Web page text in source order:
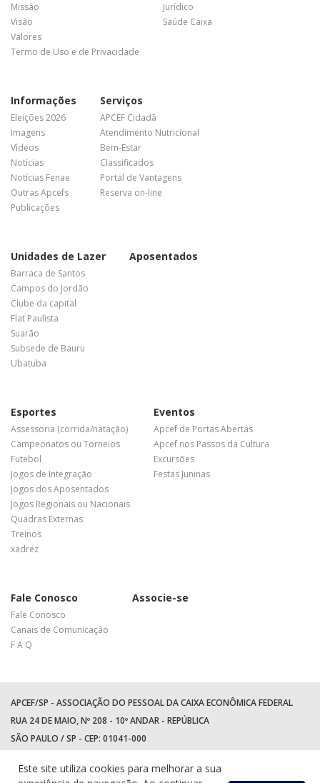
Missão
Visão
Valores
Termo de Uso e de Privacidade
Jurídico
Saúde Caixa
Informações
Eleições 2026
Imagens
Vídeos
Notícias
Notícias Fenae
Outras Apcefs
Publicações
Serviços
APCEF Cidadã
Atendimento Nutricional
Bem-Estar
Classificados
Portal de Vantagens
Reserva on-line
Unidades de Lazer
Barraca de Santos
Campos do Jordão
Clube da capital
Flat Paulista
Suarão
Subsede de Bauru
Ubatuba
Aposentados
Esportes
Assessoria (corrida/natação)
Campeonatos ou Torneios
Futebol
Jogos de Integração
Jogos dos Aposentados
Jogos Regionais ou Nacionais
Quadras Externas
Treinos
xadrez
Eventos
Apcef de Portas Abertas
Apcef nos Passos da Cultura
Excursões
Festas Juninas
Fale Conosco
Fale Conosco
Canais de Comunicação
F A Q
Associe-se
APCEF/SP - ASSOCIAÇÃO DO PESSOAL DA CAIXA ECONÔMICA FEDERAL
RUA 24 DE MAIO, Nº 208 - 10º ANDAR - REPÚBLICA
SÃO PAULO / SP - CEP: 01041-000
WhatsApp: (11) 94597-5758
Este site utiliza cookies para melhorar a sua